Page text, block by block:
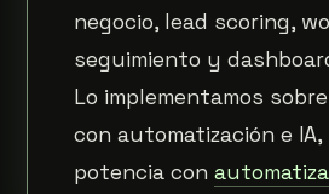
negocio, lead scoring,
seguimiento y
Lo implementamos sobre
con automatización e IA,
potencia con